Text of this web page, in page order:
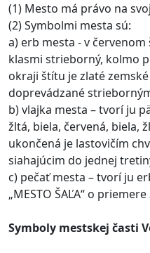
(1) Mesto má právo na
(2) Symbolmi mesta sú:
a) erb mesta - v
klasmi strieborný, kolmo
okraji štítu je zlaté
doprevádzané
b) vlajka mesta – tvorí ju
žltá, biela, červená, biela,
ukončená je lastovičím
siahajúcim do jednej
c) pečať mesta – tvorí ju
„MESTO ŠAĽA“ o
Symboly mestskej časti